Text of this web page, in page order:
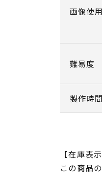
画像使
難易度
製作時
【在庫表
この商品